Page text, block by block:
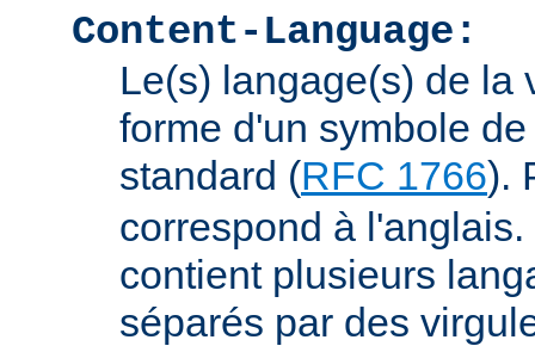
Content-Language:
Le(s) langage(s) de la
forme d'un symbole
standard (RFC 1766).
correspond à
contient plusieurs
séparés par des